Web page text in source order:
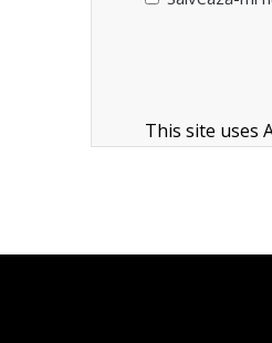
This site uses